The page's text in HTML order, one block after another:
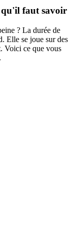
qu'il faut savoir
? La durée de
Elle se joue sur des
Voici ce que vous